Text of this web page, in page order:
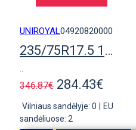
UNIROYAL04920820000
235/75R17.5 143/141K Uniroyal TH50 pad.
..
346.87€ 284.43€
Vilniaus sandėlyje: 0
EU
sandėliuose: 2